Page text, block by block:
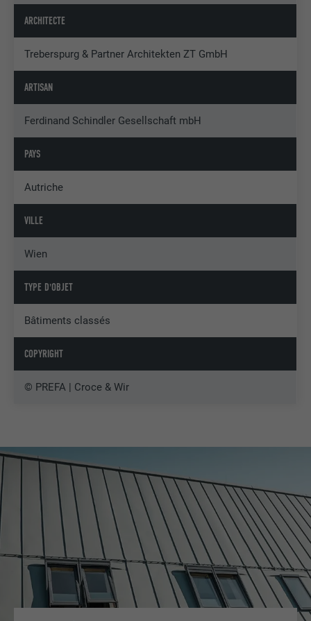
ARCHITECTE
Treberspurg & Partner Architekten ZT GmbH
ARTISAN
Ferdinand Schindler Gesellschaft mbH
PAYS
Autriche
VILLE
Wien
TYPE D'OBJET
Bâtiments classés
COPYRIGHT
© PREFA | Croce & Wir